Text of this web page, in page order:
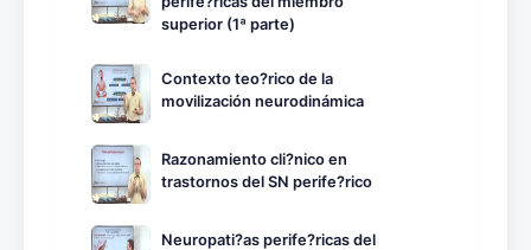
superior (1ª parte)
Contexto teo?rico de la
movilización neurodinámica
Razonamiento cli?nico en
trastornos del SN perife?rico
Neuropati?as perife?ricas del